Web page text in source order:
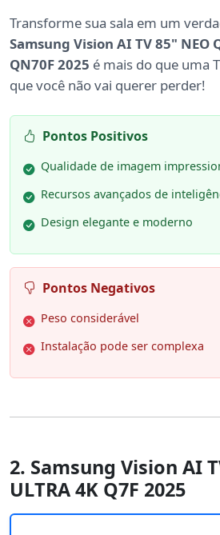
Transforme sua sala em um
Samsung Vision AI TV 85" NEO
QN70F 2025 é mais do que uma
que você não vai querer perder!
Pontos Positivos
Qualidade de imagem
Recursos avançados de
Design elegante e moderno
Pontos Negativos
Peso considerável
Instalação pode ser complexa
2. Samsung Vision AI
ULTRA 4K Q7F 2025